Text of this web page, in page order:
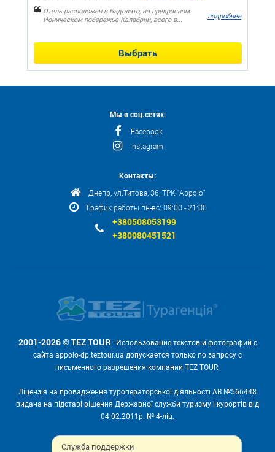
Отель расположен в Бадолато, на прекрасном
Ионическом побережье Калабрии, всего в...
подробнее
Выбрать
Служба поддержки
Мы в соц.сетях:
Facebook
Instagram
Контакты:
Днепр, ул.Титова, 36, ТРК "Appolo"
График работы пн-вс: 09:00 - 21:00
+380508053199
+380980451521
2001-2026 © TEZ TOUR- Использование текстов и фотографий с
сайта appolo-dp.teztour.ua допускается только по запросу с
письменного разрешения компании TEZ TOUR.
Ліцензія на провадження туроператорської діяльності АВ №566448
видана на підставі рішення Державної служби туризму і курортів від
04.02.2011р. № 4-ліц.
Мы принимаем: